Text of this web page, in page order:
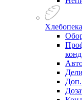
Доп.